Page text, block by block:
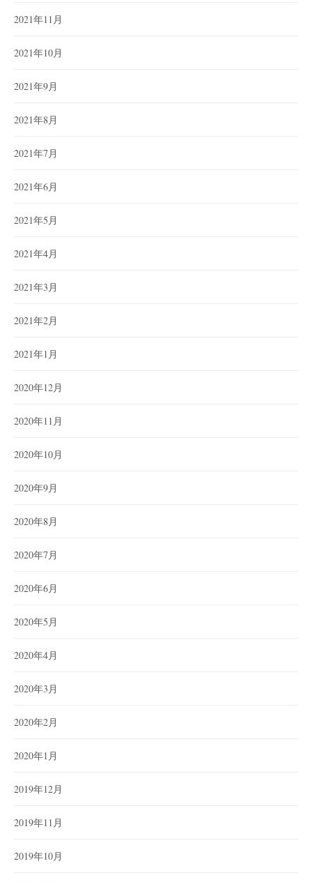
2021年11月
2021年10月
2021年9月
2021年8月
2021年7月
2021年6月
2021年5月
2021年4月
2021年3月
2021年2月
2021年1月
2020年12月
2020年11月
2020年10月
2020年9月
2020年8月
2020年7月
2020年6月
2020年5月
2020年4月
2020年3月
2020年2月
2020年1月
2019年12月
2019年11月
2019年10月